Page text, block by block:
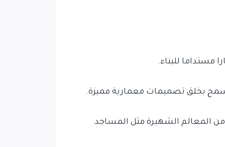
مستداما للبناء.
بخلق تصميمات معمارية مميزة.
المعالم الشهيرة مثل المساجد